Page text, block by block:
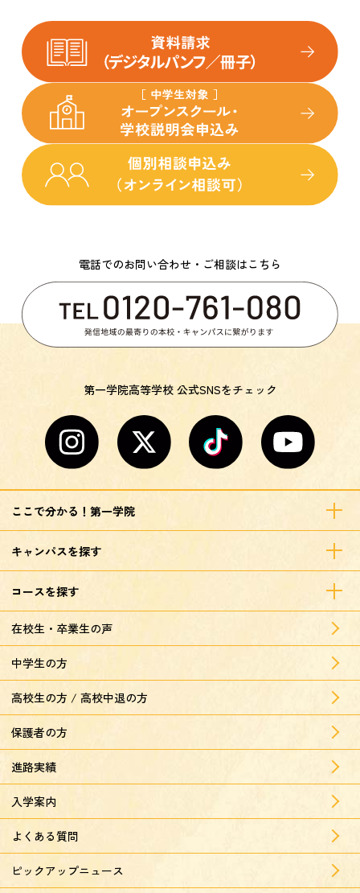
電話でのお問い合わせ・ご相談はこちら
第一学院高等学校 公式SNSをチェック
ここで分かる！第一学院
キャンパスを探す
コースを探す
在校生・卒業生の声
中学生の方
高校生の方 / 高校中退の方
保護者の方
進路実績
入学案内
よくある質問
ピックアップニュース